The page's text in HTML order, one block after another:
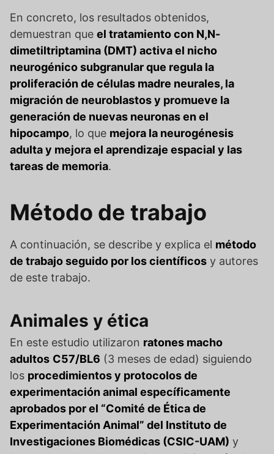
En concreto, los resultados obtenidos,
demuestran que el tratamiento con N,N-
dimetiltriptamina (DMT) activa el nicho
neurogénico subgranular que regula la
proliferación de células madre neurales, la
migración de neuroblastos y promueve la
generación de nuevas neuronas en el
hipocampo, lo que mejora la neurogénesis
adulta y mejora el aprendizaje espacial y las
tareas de memoria.
Método de trabajo
A continuación, se describe y explica el método
de trabajo seguido por los científicos y autores
de este trabajo.
Animales y ética
En este estudio utilizaron ratones macho
adultos C57/BL6 (3 meses de edad) siguiendo
los procedimientos y protocolos de
experimentación animal específicamente
aprobados por el “Comité de Ética de
Experimentación Animal” del Instituto de
Investigaciones Biomédicas (CSIC-UAM) y